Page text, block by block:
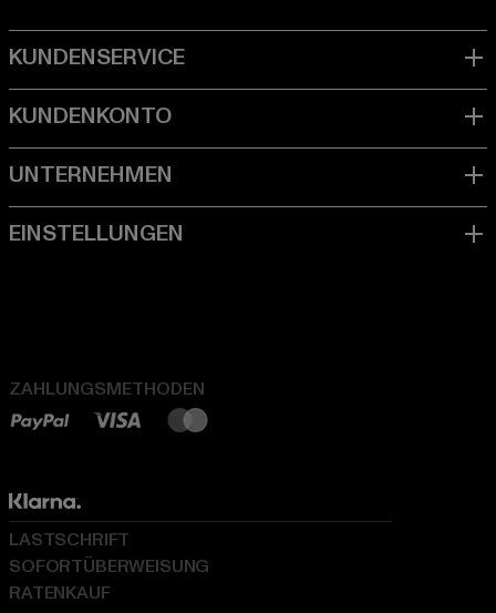
ZAHLUNGSMETHODEN
LASTSCHRIFT
SOFORTÜBERWEISUNG
RATENKAUF